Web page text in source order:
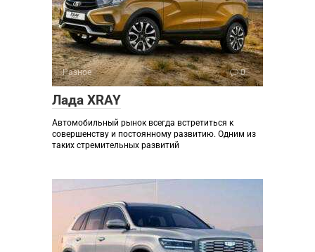
Разное 0
Лада XRAY
Автомобильный рынок всегда встретиться к
совершенству и постоянному развитию. Одним из
таких стремительных развитий